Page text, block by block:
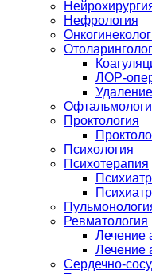
Нефрология
ЛОР-
Проктология
Психология
Психотерапия
Ревматология
Лечение
Лечение
Сердечно-